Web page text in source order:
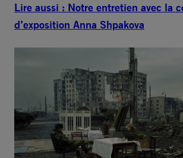
Lire aussi : Notre entretien avec la
d’exposition Anna Shpakova